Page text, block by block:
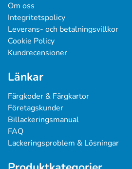
Om oss
Integritetspolicy
Leverans- och betalningsvillkor
Cookie Policy
Kundrecensioner
Länkar
Färgkoder & Färgkartor
Företagskunder
Billackeringsmanual
FAQ
Lackeringsproblem & Lösningar